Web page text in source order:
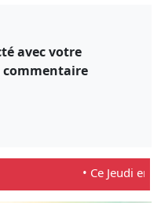
avec votre
• Ce Jeudi en